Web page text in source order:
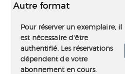
Autre format
Pour réserver un exemplaire, il
est nécessaire d'être
authentifié. Les réservations
dépendent de votre
abonnement en cours.